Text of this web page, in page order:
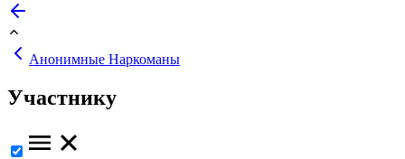
Анонимные Наркоманы
Участнику